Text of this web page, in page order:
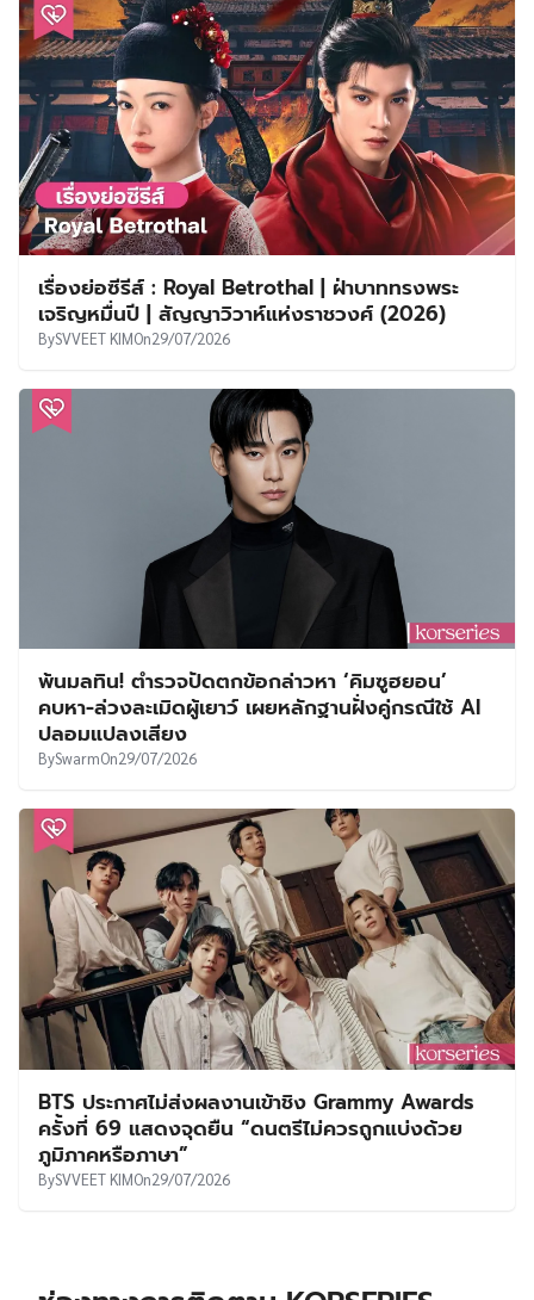
เรื่องย่อซีรีส์ : Royal Betrothal | ฝ่าบาททรงพระ
เจริญหมื่นปี | สัญญาวิวาห์แห่งราชวงศ์ (2026)
BySVVEET KIMOn29/07/2026
พ้นมลทิน! ตำรวจปัดตกข้อกล่าวหา ‘คิมซูฮยอน’
คบหา-ล่วงละเมิดผู้เยาว์ เผยหลักฐานฝั่งคู่กรณีใช้ AI
ปลอมแปลงเสียง
BySwarmOn29/07/2026
BTS ประกาศไม่ส่งผลงานเข้าชิง Grammy Awards
ครั้งที่ 69 แสดงจุดยืน “ดนตรีไม่ควรถูกแบ่งด้วย
ภูมิภาคหรือภาษา”
BySVVEET KIMOn29/07/2026